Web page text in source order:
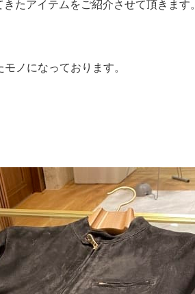
たアイテムをご紹介させて頂きます。
ノになっております。